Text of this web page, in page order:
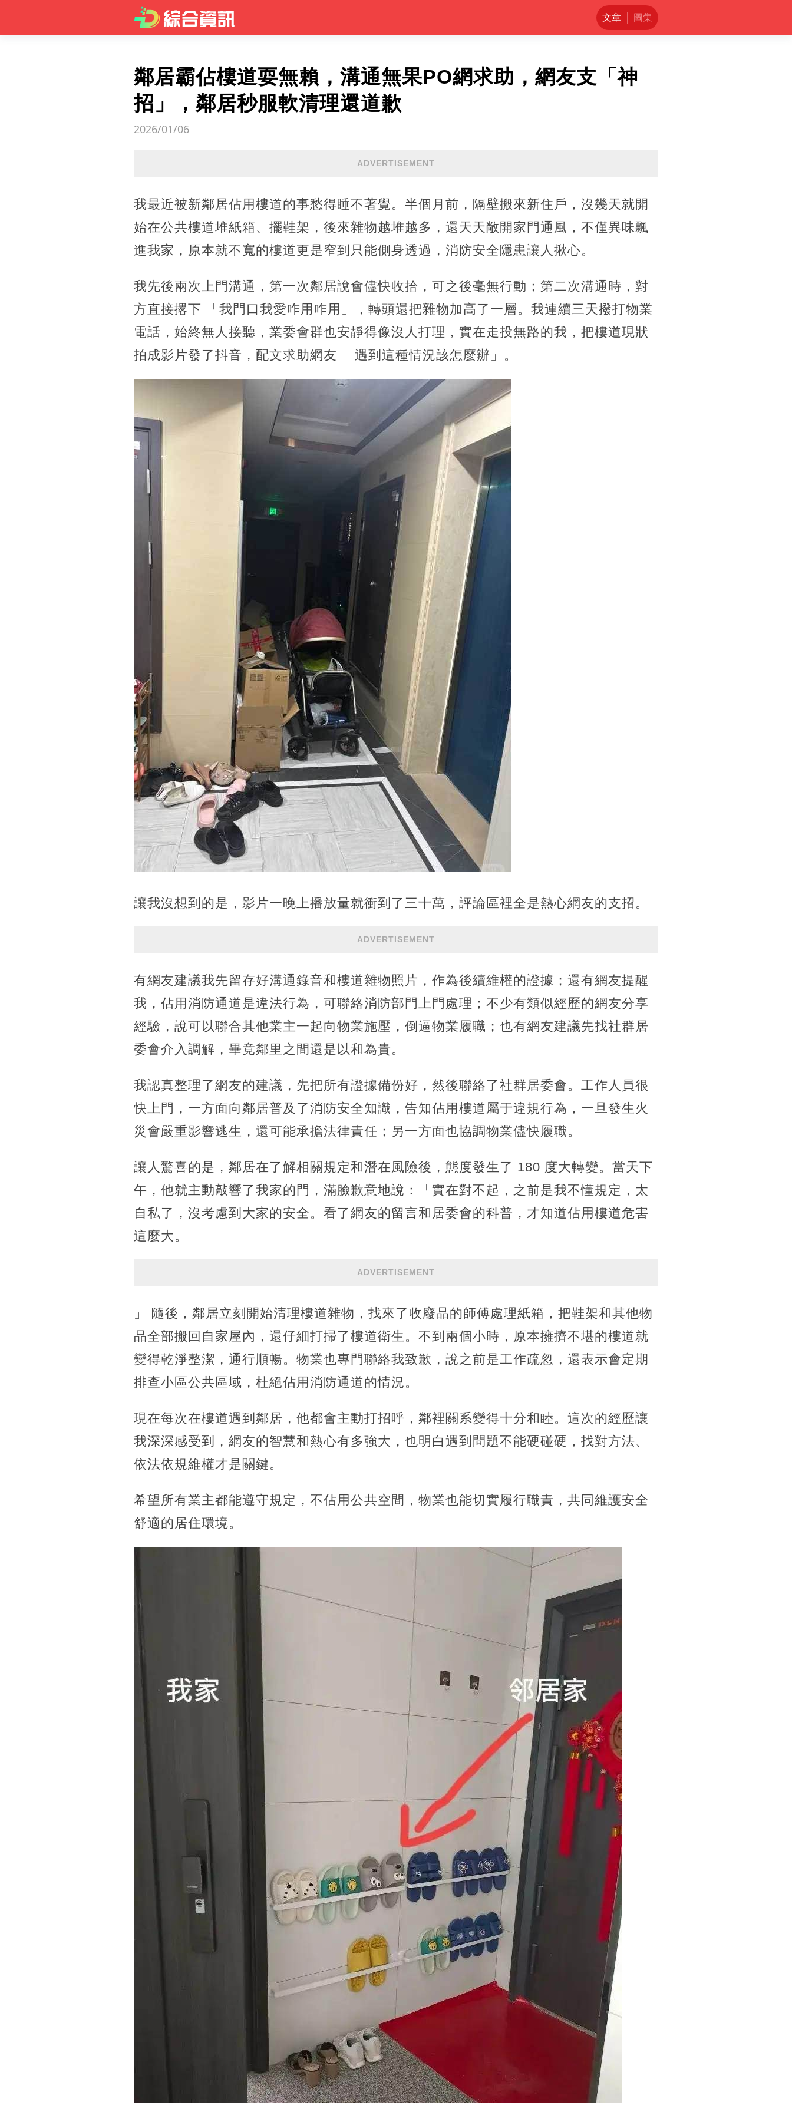
文章 圖集
鄰居霸佔樓道耍無賴，溝通無果PO網求助，網友支「神
招」，鄰居秒服軟清理還道歉
2026/01/06
ADVERTISEMENT
我最近被新鄰居佔用樓道的事愁得睡不著覺。半個月前，隔壁搬來新住戶，沒幾天就開
始在公共樓道堆紙箱、擺鞋架，後來雜物越堆越多，還天天敞開家門通風，不僅異味飄
進我家，原本就不寬的樓道更是窄到只能側身透過，消防安全隱患讓人揪心。
我先後兩次上門溝通，第一次鄰居說會儘快收拾，可之後毫無行動；第二次溝通時，對
方直接撂下 「我門口我愛咋用咋用」，轉頭還把雜物加高了一層。我連續三天撥打物業
電話，始終無人接聽，業委會群也安靜得像沒人打理，實在走投無路的我，把樓道現狀
拍成影片發了抖音，配文求助網友 「遇到這種情況該怎麼辦」。
讓我沒想到的是，影片一晚上播放量就衝到了三十萬，評論區裡全是熱心網友的支招。
ADVERTISEMENT
有網友建議我先留存好溝通錄音和樓道雜物照片，作為後續維權的證據；還有網友提醒
我，佔用消防通道是違法行為，可聯絡消防部門上門處理；不少有類似經歷的網友分享
經驗，說可以聯合其他業主一起向物業施壓，倒逼物業履職；也有網友建議先找社群居
委會介入調解，畢竟鄰里之間還是以和為貴。
我認真整理了網友的建議，先把所有證據備份好，然後聯絡了社群居委會。工作人員很
快上門，一方面向鄰居普及了消防安全知識，告知佔用樓道屬于違規行為，一旦發生火
災會嚴重影響逃生，還可能承擔法律責任；另一方面也協調物業儘快履職。
讓人驚喜的是，鄰居在了解相關規定和潛在風險後，態度發生了 180 度大轉變。當天下
午，他就主動敲響了我家的門，滿臉歉意地說：「實在對不起，之前是我不懂規定，太
自私了，沒考慮到大家的安全。看了網友的留言和居委會的科普，才知道佔用樓道危害
這麼大。
ADVERTISEMENT
」 隨後，鄰居立刻開始清理樓道雜物，找來了收廢品的師傅處理紙箱，把鞋架和其他物
品全部搬回自家屋內，還仔細打掃了樓道衛生。不到兩個小時，原本擁擠不堪的樓道就
變得乾淨整潔，通行順暢。物業也專門聯絡我致歉，說之前是工作疏忽，還表示會定期
排查小區公共區域，杜絕佔用消防通道的情況。
現在每次在樓道遇到鄰居，他都會主動打招呼，鄰裡關系變得十分和睦。這次的經歷讓
我深深感受到，網友的智慧和熱心有多強大，也明白遇到問題不能硬碰硬，找對方法、
依法依規維權才是關鍵。
希望所有業主都能遵守規定，不佔用公共空間，物業也能切實履行職責，共同維護安全
舒適的居住環境。